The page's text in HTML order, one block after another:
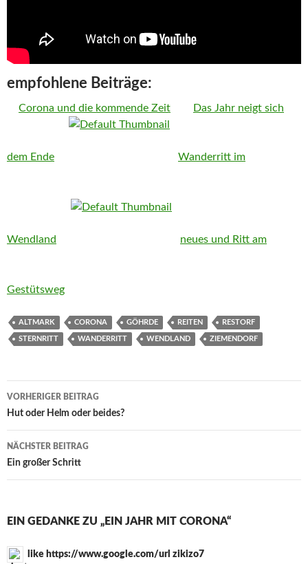
empfohlene Beiträge:
Corona und die kommende Zeit Das Jahr neigt sich
dem Ende Wanderritt im
Wendland neues und Ritt am
Gestütsweg
ALTMARK CORONA GÖHRDE REITEN RESTORF
STERNRITT WANDERRITT WENDLAND ZIEMENDORF
Beitrags-
Navigation
VORHERIGER BEITRAG
Hut oder Helm oder beides?
NÄCHSTER BEITRAG
Ein großer Schritt
EIN GEDANKE ZU „EIN JAHR MIT CORONA“
like https://www.google.com/url zikizo7